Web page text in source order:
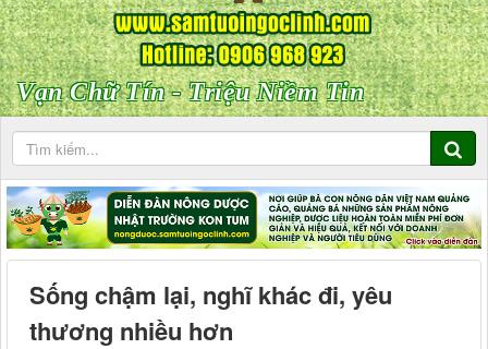
Vạn Chữ Tín - Triệu Niềm Tin
Sống chậm lại, nghĩ khác đi, yêu
thương nhiều hơn